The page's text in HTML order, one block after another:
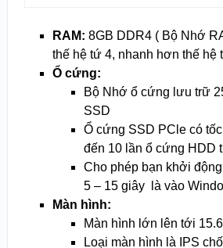
RAM: 8GB DDR4 ( Bộ Nhớ
thế hệ tứ 4, nhanh hơn thế hệ
Ổ cứng:
Bộ Nhớ ổ cứng lưu trữ
SSD
Ổ cứng SSD PCle có
đến 10 lần ổ cứng HDD
Cho phép bạn khởi
5 – 15 giây là vào
Màn hình:
Màn hình lớn lên tới
Loại màn hình là IPS